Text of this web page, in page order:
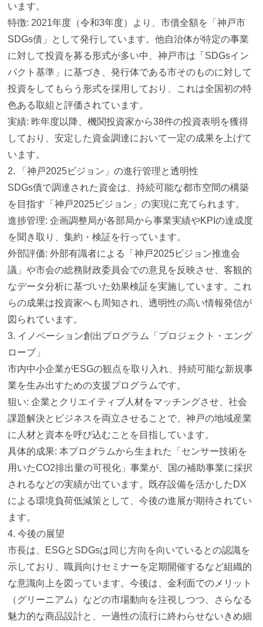
います。
特徴: 2021年度（令和3年度）より、市債全額を「神戸市
SDGs債」として発行しています。他自治体が特定の事業
に対して投資を募る形式が多い中、神戸市は「SDGsイン
パクト基準」に基づき、発行体である市そのものに対して
投資をしてもらう形式を採用しており、これは全国初の特
色ある取組と評価されています。
実績: 昨年度以降、機関投資家から38件の投資表明を獲得
しており、安定した資金調達において一定の成果を上げて
います。
2. 「神戸2025ビジョン」の進行管理と透明性
SDGs債で調達された資金は、持続可能な都市空間の構築
を目指す「神戸2025ビジョン」の実現に充てられます。
進捗管理: 企画調整局が各部局から事業実績やKPIの達成度
を聞き取り、集約・検証を行っています。
外部評価: 外部有識者による「神戸2025ビジョン推進会
議」や市会の総務財政委員会での意見を反映させ、客観的
なデータ分析に基づいた効果検証を実施しています。 これ
らの成果は投資家へも周知され、透明性の高い情報発信が
図られています。
3. イノベーション創出プログラム「プロジェクト・エング
ローブ」
市内中小企業がESGの観点を取り入れ、持続可能な新規事
業を生み出すための支援プログラムです。
狙い: 企業とクリエイティブ人材をマッチングさせ、社会
課題解決とビジネスを両立させることで、神戸の地域産業
に人材と資本を呼び込むことを目指しています。
具体的成果: 本プログラムから生まれた「 センサー技術を
用いたCO2排出量の可視化」事業が、 国の補助事業に採択
されるなどの実績が出ています。 既存設備を活かしたDX
による環境負荷低減策として、今後の進展が期待されてい
ます。
4. 今後の展望
市長は、 ESGとSDGsは同じ方向を向いているとの認識を
示しており、職員向けセミナーを定期開催するなど組織的
な意識向上を図ってい ます。今後は、金利面でのメリット
（グリーニアム） などの市場動向を注視しつつ、さらなる
魅力的な商品設計と、一過性の流行に終わらせないきめ細